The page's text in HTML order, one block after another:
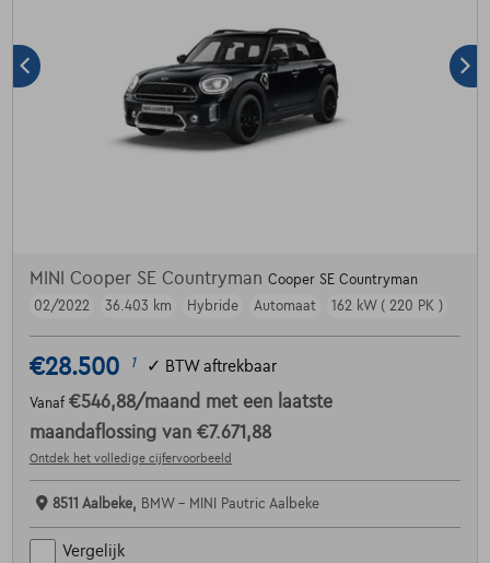
MINI Cooper SE Countryman Cooper SE Countryman
02/2022
36.403 km Hybride Automaat 162 kW ( 220 PK )
€28.500 1 ✓ BTW aftrekbaar
Vanaf €546,88/maand met een laatste
maandaflossing van €7.671,88
Ontdek het volledige cijfervoorbeeld
8511 Aalbeke, BMW - MINI Pautric Aalbeke
Vergelijk